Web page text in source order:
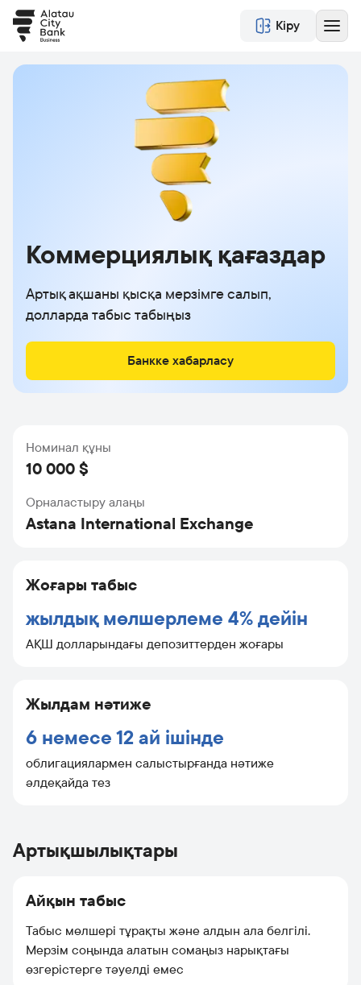
Кіру
Коммерциялық қағаздар
Артық ақшаны қысқа мерзімге салып,
долларда табыс табыңыз
Банкке хабарласу
Номинал құны
10 000 $
Орналастыру алаңы
Astana International Exchange
Жоғары табыс
жылдық мөлшерлеме 4% дейін
АҚШ долларындағы депозиттерден жоғары
Жылдам нәтиже
6 немесе 12 ай ішінде
облигациялармен салыстырғанда нәтиже
әлдеқайда тез
Артықшылықтары
Айқын табыс
Табыс мөлшері тұрақты және алдын ала белгілі.
Мерзім соңында алатын сомаңыз нарықтағы
өзгерістерге тәуелді емес